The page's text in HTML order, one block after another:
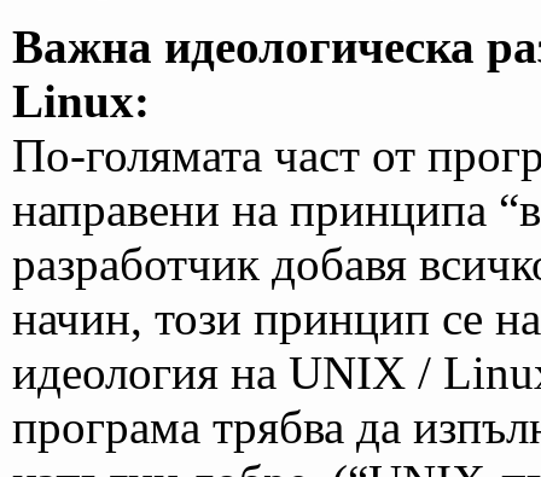
Важна идеологическа
Linux:
По-голямата част от
направени на принципа
разработчик добавя
начин, този принцип се
идеология на UNIX /
програма трябва да